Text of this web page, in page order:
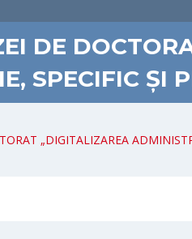
DE
SPECIFIC ȘI
„DIGITALIZAREA